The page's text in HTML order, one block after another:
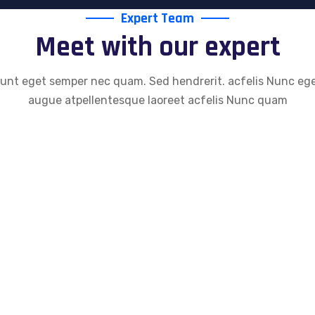
Expert Team
Meet with our expert
eget semper nec quam. Sed hendrerit. acfelis Nunc
augue atpellentesque laoreet acfelis Nunc quam